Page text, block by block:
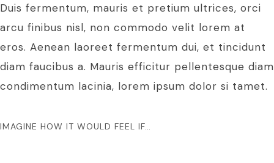
Duis fermentum, mauris et pretium ultrices, orci
arcu finibus nisl, non commodo velit lorem at
eros. Aenean laoreet fermentum dui, et tincidunt
diam faucibus a. Mauris efficitur pellentesque diam
condimentum lacinia, lorem ipsum dolor si tamet.
IMAGINE HOW IT WOULD FEEL IF…